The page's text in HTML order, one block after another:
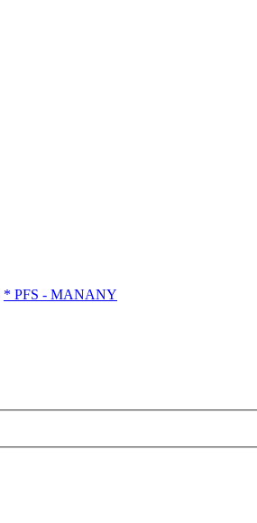
* PFS - MANANY